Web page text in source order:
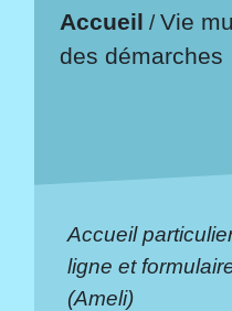
Accueil /Vie
des démarches
Accueil
ligne et
(Ameli)